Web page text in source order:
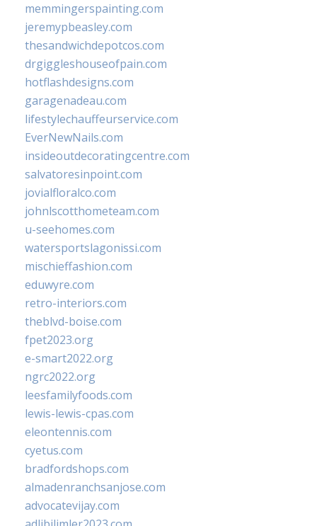
memmingerspainting.com
jeremypbeasley.com
thesandwichdepotcos.com
drgiggleshouseofpain.com
hotflashdesigns.com
garagenadeau.com
lifestylechauffeurservice.com
EverNewNails.com
insideoutdecoratingcentre.com
salvatoresinpoint.com
jovialfloralco.com
johnlscotthometeam.com
u-seehomes.com
watersportslagonissi.com
mischieffashion.com
eduwyre.com
retro-interiors.com
theblvd-boise.com
fpet2023.org
e-smart2022.org
ngrc2022.org
leesfamilyfoods.com
lewis-lewis-cpas.com
eleontennis.com
cyetus.com
bradfordshops.com
almadenranchsanjose.com
advocatevijay.com